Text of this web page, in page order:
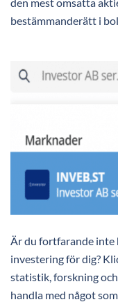
bestämmanderätt i
Är du fortfarande inte
investering för dig?
statistik, forskning
handla med något